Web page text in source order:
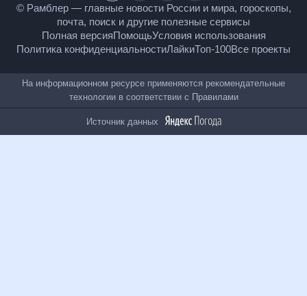
© Рамблер — главные новости России и мира,
гороскопы, почта, поиск и другие полезные сервисы
Полная версияПомощьУсловия использования
Политика конфиденциальностиЛайкиТоп-100
На информационном ресурсе применяются
рекомендательные технологии в соответствии сПравилами
Источник данных